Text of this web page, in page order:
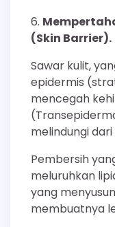
(Skin Barrier).
Sawar kulit,
epidermis
mencegah
melindungi
Pembersih
meluruhkan
yang
membuatnya